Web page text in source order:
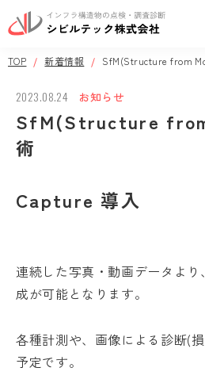
TOP
事業案内
調査実績
お知らせ
TOP 新着情報
2023.08.24 お知らせ
SfM(Structure
Capture 導入
連続した写真・動画データよ
成が可能となります。
各種計測や、画像による診断(
予定です。